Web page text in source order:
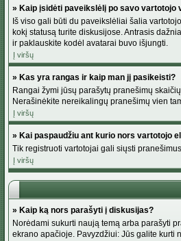
» Kaip įsidėti paveikslėlį po savo vartotojo
Iš viso gali būti du paveikslėliai šalia
kokį statusą turite diskusijose. Antrasis
ir paklauskite kodėl avatarai buvo išjungti.
Į viršų
» Kas yra rangas ir kaip man jį pasikeisti?
Rangai žymi jūsų parašytų pranešimų
Nerašinėkite nereikalingų pranešimų vien
Į viršų
» Kai paspaudžiu ant kurio nors vartotojo
Tik registruoti vartotojai gali siųsti
Į viršų
» Kaip ką nors parašyti į diskusijas?
Norėdami sukurti naują temą arba parašyti
ekrano apačioje. Pavyzdžiui: Jūs galite kurti